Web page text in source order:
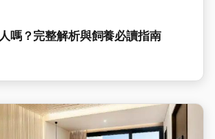
嗎？完整解析與飼養必讀指南